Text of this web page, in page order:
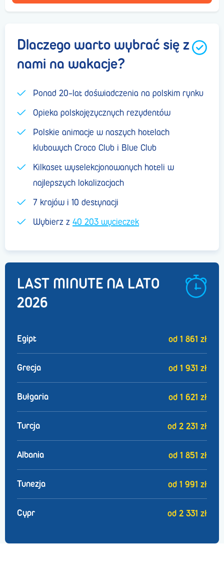
Dlaczego warto wybrać się z
nami na wakacje?
Ponad 20-lat doświadczenia na polskim rynku
Opieka polskojęzycznych rezydentów
Polskie animacje w naszych hotelach
klubowych Croco Club i Blue Club
Kilkaset wyselekcjonowanych hoteli w
najlepszych lokalizacjach
7 krajów i 10 destynacji
Wybierz z 40 203 wycieczek
LAST MINUTE NA LATO
2026
Egipt od 1 861 zł
Grecja od 1 931 zł
Bułgaria od 1 621 zł
Turcja od 2 231 zł
Albania od 1 851 zł
Tunezja od 1 991 zł
Cypr od 2 331 zł